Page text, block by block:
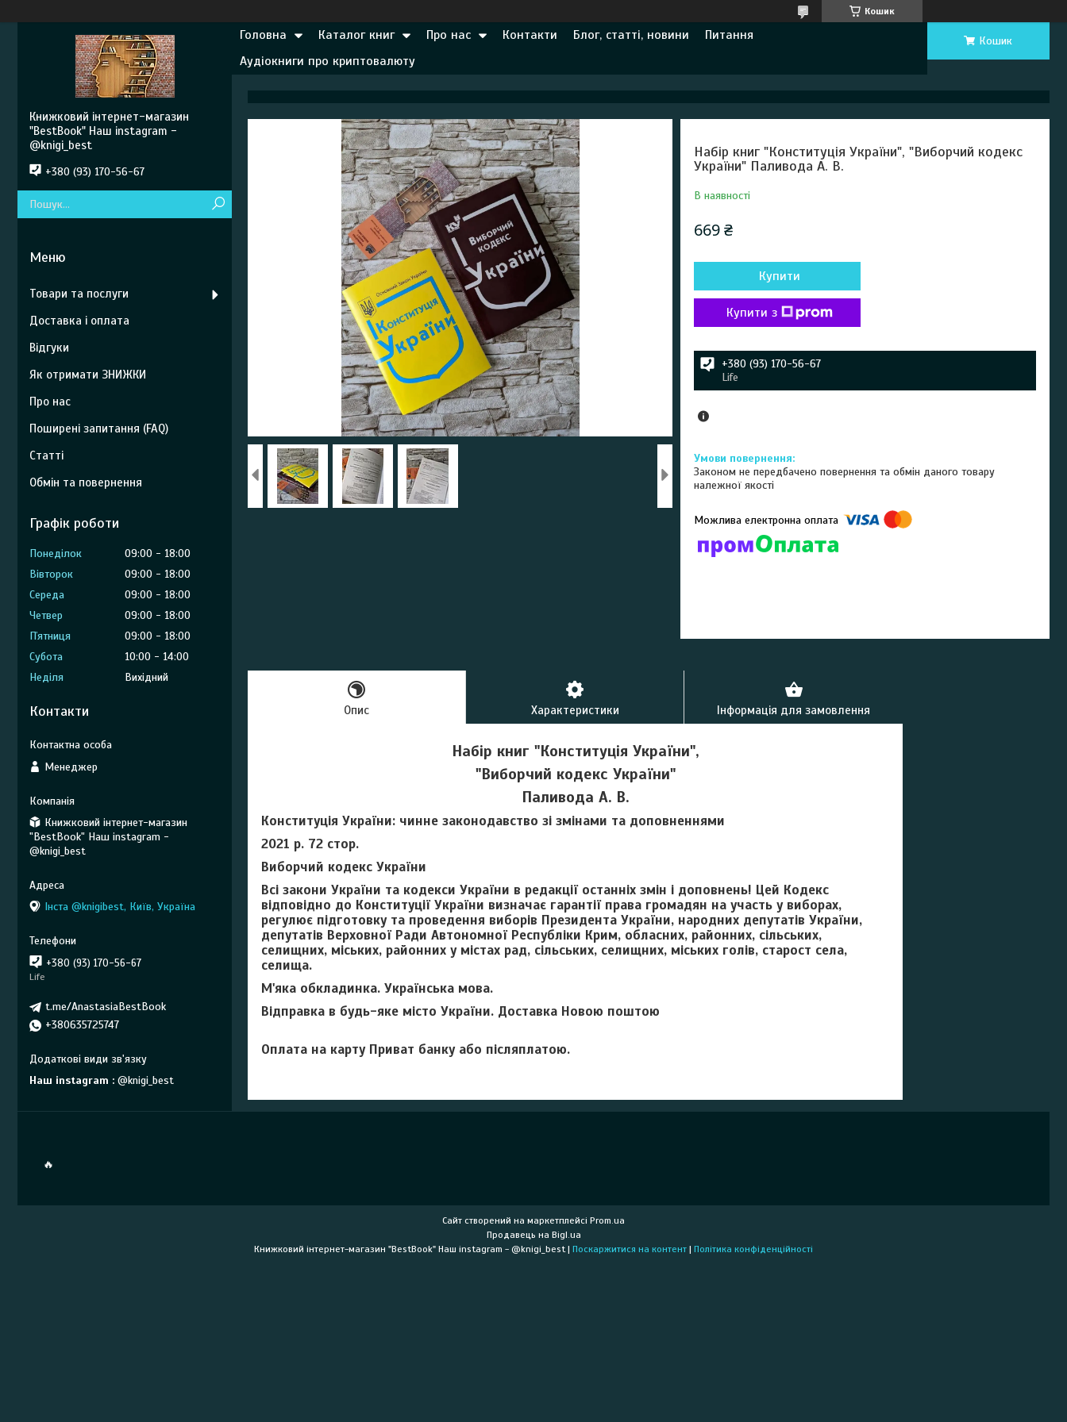
Кошик
Головна Каталог книг Про нас Контакти Блог, статті, новини
Питання
Аудіокниги про криптовалюту
Кошик
Набір книг "Конституція України", "Виборчий кодекс
України" Паливода А. В.
В наявності
669 ₴
Купити
Купити з
+380 (93) 170-56-67
Life
Законом не передбачено повернення та обмін даного товару
належної якості
Опис Характеристики Інформація для замовлення
Набір книг "Конституція України",
"Виборчий кодекс України"
Паливода А. В.
Конституція України: чинне законодавство зі змінами та доповненнями
2021 р. 72 стор.
Виборчий кодекс України
Всі закони України та кодекси України в редакції останніх змін і доповнень! Цей Кодекс
відповідно до Конституції України визначає гарантії права громадян на участь у виборах,
регулює підготовку та проведення виборів Президента України, народних депутатів України,
депутатів Верховної Ради Автономної Республіки Крим, обласних, районних, сільських,
селищних, міських, районних у містах рад, сільських, селищних, міських голів, старост села,
селища.
М'яка обкладинка. Українська мова.
Відправка в будь-яке місто України. Доставка Новою поштою
Оплата на карту Приват банку або післяплатою.
Книжковий інтернет-магазин
"BestBook" Наш instagram -
@knigi_best
+380 (93) 170-56-67
Товари та послуги
Доставка і оплата
Відгуки
Як отримати ЗНИЖКИ
Про нас
Поширені запитання (FAQ)
Статті
Обмін та повернення
Графік роботи
Понеділок 09:00
18:00
Вівторок
09:00
18:00
Середа
09:00
18:00
Четвер
09:00
18:00
Пʼятниця
09:00
18:00
Субота
10:00
14:00
Неділя
Вихідний
Контакти
Менеджер
Книжковий інтернет-магазин
"BestBook" Наш instagram -
@knigi_best
Інста @knigibest, Київ, Україна
+380 (93) 170-56-67
Life
t.me/AnastasiaBestBook
+380635725747
Наш instagram @knigi_best
🔥
Сайт створений на маркетплейсі Prom.ua
Продавець на Bigl.ua
Книжковий інтернет-магазин "BestBook" Наш instagram - @knigi_best | Поскаржитися на контент | Політика конфіденційності